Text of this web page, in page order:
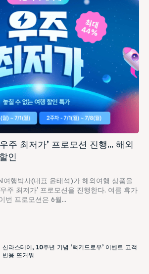
주 최저가’ 프로모션 진행… 해외
인
행박사(대표 윤태석)가 해외여행 상품을
주 최저가’ 프로모션을 진행한다. 여름 휴가
번 프로모션은 6월...
신라스테이, 10주년 기념 ‘럭키드로우’ 이벤트 고객
반응 뜨거워